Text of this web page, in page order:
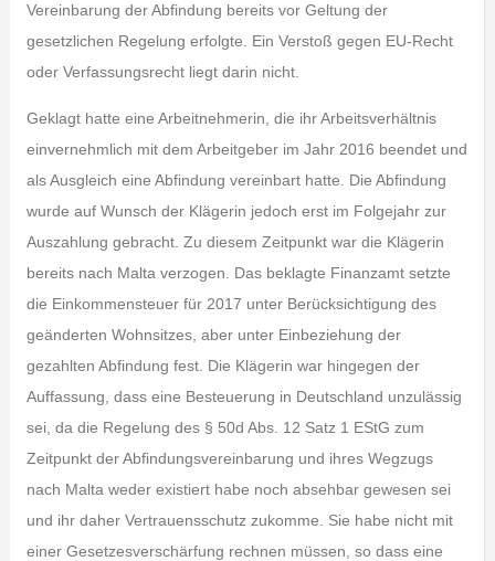
Vereinbarung der Abfindung bereits vor Geltung der
gesetzlichen Regelung erfolgte. Ein Verstoß gegen EU-Recht
oder Verfassungsrecht liegt darin nicht.
Geklagt hatte eine Arbeitnehmerin, die ihr Arbeitsverhältnis
einvernehmlich mit dem Arbeitgeber im Jahr 2016 beendet und
als Ausgleich eine Abfindung vereinbart hatte. Die Abfindung
wurde auf Wunsch der Klägerin jedoch erst im Folgejahr zur
Auszahlung gebracht. Zu diesem Zeitpunkt war die Klägerin
bereits nach Malta verzogen. Das beklagte Finanzamt setzte
die Einkommensteuer für 2017 unter Berücksichtigung des
geänderten Wohnsitzes, aber unter Einbeziehung der
gezahlten Abfindung fest. Die Klägerin war hingegen der
Auffassung, dass eine Besteuerung in Deutschland unzulässig
sei, da die Regelung des § 50d Abs. 12 Satz 1 EStG zum
Zeitpunkt der Abfindungsvereinbarung und ihres Wegzugs
nach Malta weder existiert habe noch absehbar gewesen sei
und ihr daher Vertrauensschutz zukomme. Sie habe nicht mit
einer Gesetzesverschärfung rechnen müssen, so dass eine